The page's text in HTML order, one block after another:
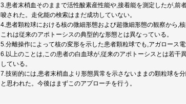
3.患者末梢血そのままで活性酸素産性能や,接着能を測定したが,
唆された。走化能の検索はまだ成功していない。
4.患者顆粒球における核の微細形態および超微細形態の観察から,
これは従来のアポトーシスの典型的な形態とは異なっている。
5.分離操作によって核の変形を示した患者顆粒球でも,アガロース
6.以上のことは,この患者の白血球が,従来のアポトーシスとは若
している。
7.技術的には,患者末梢血より形態異常を示さないままの顆粒球を
と思われた。今後はまずこのアプローチを行う。